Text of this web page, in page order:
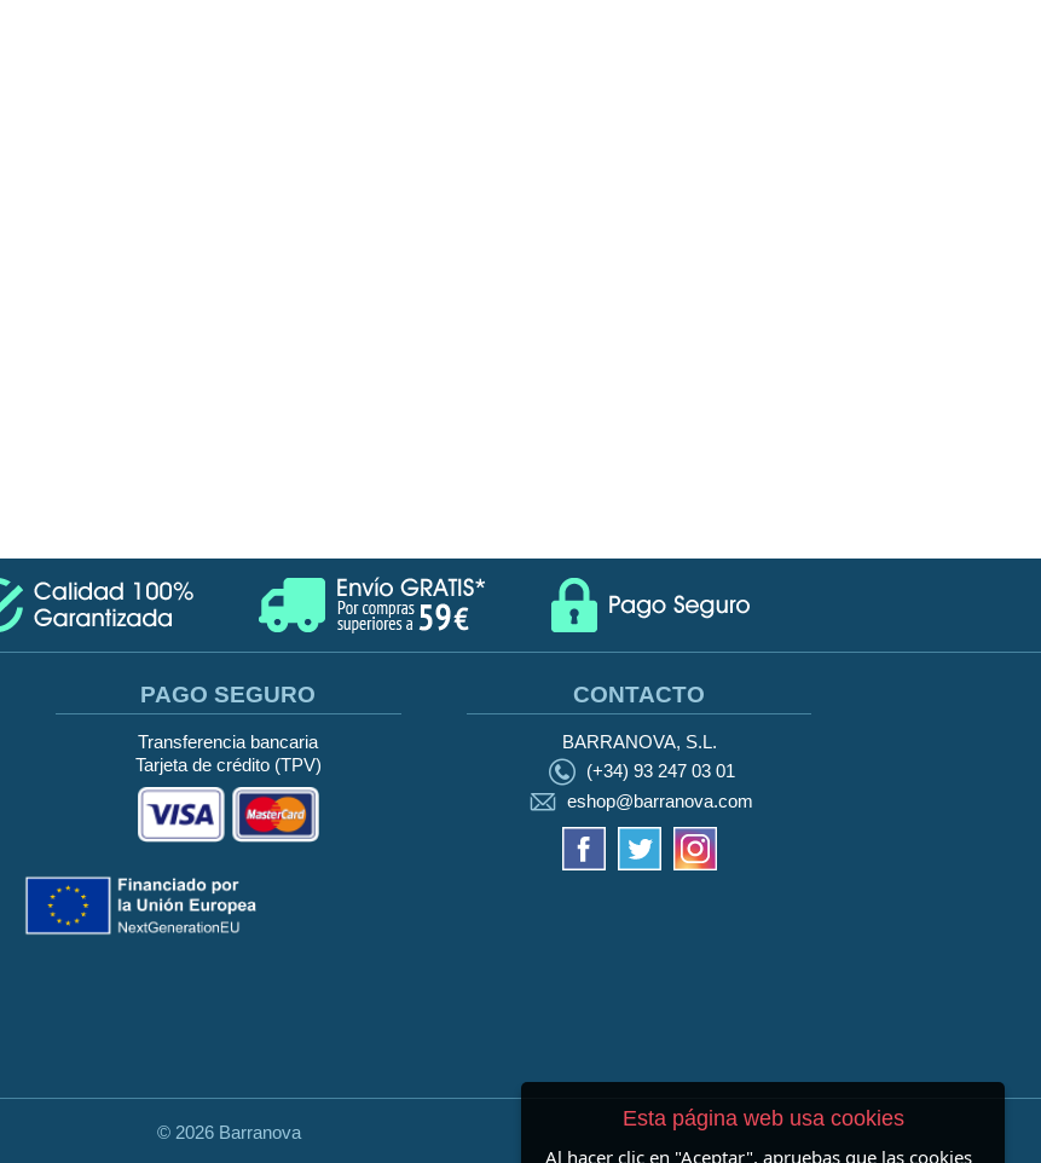
PAGO SEGURO
Transferencia bancaria
Tarjeta de crédito (TPV)
CONTACTO
BARRANOVA, S.L.
(+34) 93 247 03 01
eshop@barranova.com
©2026 Barranova
Esta página web usa cookies
Al hacer clic en "Aceptar", apruebas que las cookies